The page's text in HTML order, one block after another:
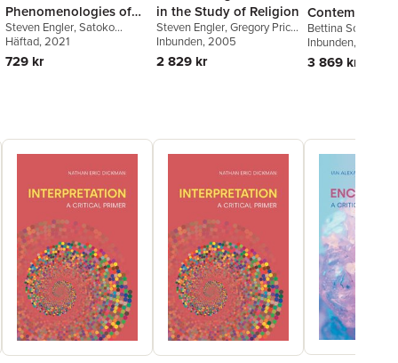
Phenomenologies of
Religion
Steven Engler,Satoko
Fujiwara,David Thurfjell
Steven Engler
Häftad, 2021
729 kr
in the Study of Religion
Steven Engler,Gregory Price
Grieve
Inbunden, 2005
2 829 kr
Contemporary
Religions in
Bettina Schmidt
Engler
Inbunden, 2016
3 869 kr